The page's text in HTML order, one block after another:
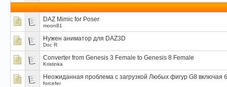
DAZ Mimic for Poser
moon81
Нужен аниматор для DAZ3D
Doc R
Converter from Genesis 3 Female to Genesis 8 Female
Kristinka
Неожиданная проблема с загрузкой Любых фигур G8 включая
forcefer